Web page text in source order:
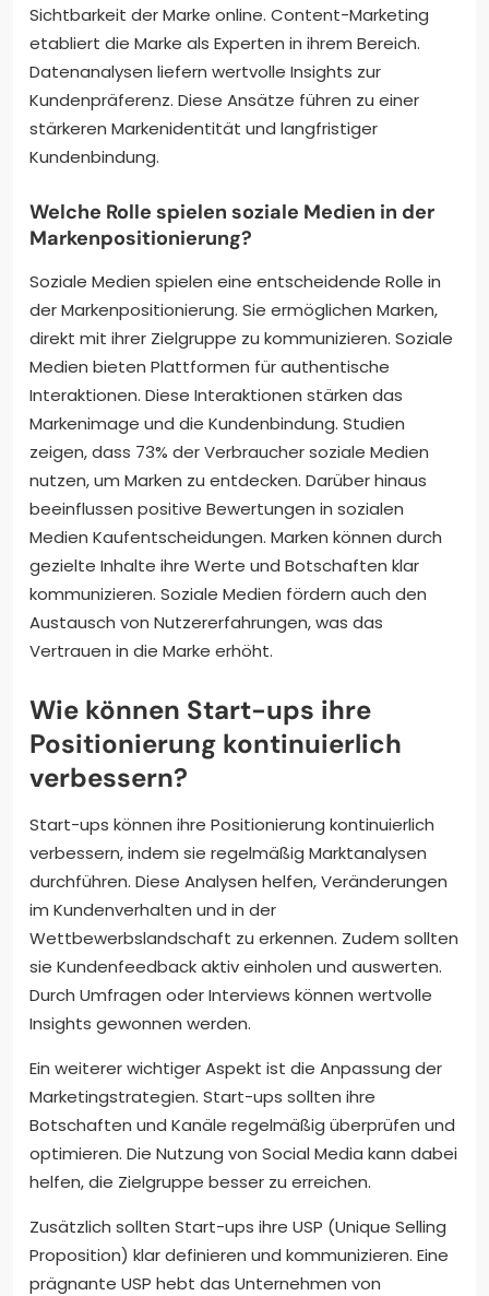
Sichtbarkeit der Marke online. Content-Marketing
etabliert die Marke als Experten in ihrem Bereich.
Datenanalysen liefern wertvolle Insights zur
Kundenpräferenz. Diese Ansätze führen zu einer
stärkeren Markenidentität und langfristiger
Kundenbindung.
Welche Rolle spielen soziale Medien in der
Markenpositionierung?
Soziale Medien spielen eine entscheidende Rolle in
der Markenpositionierung. Sie ermöglichen Marken,
direkt mit ihrer Zielgruppe zu kommunizieren. Soziale
Medien bieten Plattformen für authentische
Interaktionen. Diese Interaktionen stärken das
Markenimage und die Kundenbindung. Studien
zeigen, dass 73% der Verbraucher soziale Medien
nutzen, um Marken zu entdecken. Darüber hinaus
beeinflussen positive Bewertungen in sozialen
Medien Kaufentscheidungen. Marken können durch
gezielte Inhalte ihre Werte und Botschaften klar
kommunizieren. Soziale Medien fördern auch den
Austausch von Nutzererfahrungen, was das
Vertrauen in die Marke erhöht.
Wie können Start-ups ihre
Positionierung kontinuierlich
verbessern?
Start-ups können ihre Positionierung kontinuierlich
verbessern, indem sie regelmäßig Marktanalysen
durchführen. Diese Analysen helfen, Veränderungen
im Kundenverhalten und in der
Wettbewerbslandschaft zu erkennen. Zudem sollten
sie Kundenfeedback aktiv einholen und auswerten.
Durch Umfragen oder Interviews können wertvolle
Insights gewonnen werden.
Ein weiterer wichtiger Aspekt ist die Anpassung der
Marketingstrategien. Start-ups sollten ihre
Botschaften und Kanäle regelmäßig überprüfen und
optimieren. Die Nutzung von Social Media kann dabei
helfen, die Zielgruppe besser zu erreichen.
Zusätzlich sollten Start-ups ihre USP (Unique Selling
Proposition) klar definieren und kommunizieren. Eine
prägnante USP hebt das Unternehmen von